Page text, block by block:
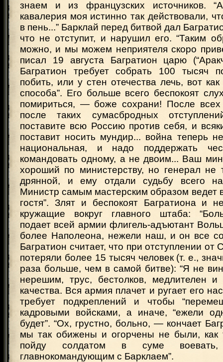
знаем и из французских источников.
кавалерия моя истинно так действовали,
в пень...” Барклай перед битвой дал
что не отступит, и нарушил его. “Таким
можно, и мы можем неприятеля скоро
писал 19 августа Багратион царю
Багратион требует собрать 100 тысяч
побить, или у стен отечества лечь, вот
способа”. Его больше всего беспокоят
помириться, — боже сохрани! После всех
после таких сумасбродных
поставите всю Россию против себя, и
поставит носить мундир... война теперь
национальная, и надо поддержать
командовать одному, а не двоим... Ваш
хороший по министерству, но генерал не
дрянной, и ему отдали судьбу всего
Министр самым мастерским образом ведет
гостя”. Злят и беспокоят Багратиона и
кружащие вокруг главного штаба:
подает всей армии флигель-адъютант
более Наполеона, нежели наш, и он все
Багратион считает, что при отступлении от
потеряли более 15 тысяч человек (т. е.,
раза больше, чем в самой битве): “Я не
нерешим, трус, бестолков, медлителен
качества. Вся армия плачет и ругает его
требует подкреплений и чтобы
кадровыми войсками, а иначе, “ежели
будет”. “Ох, грустно, больно, — кончает
мы так обижены и огорчены не были, как
пойду солдатом в суме
главнокомандующим с Барклаем”.